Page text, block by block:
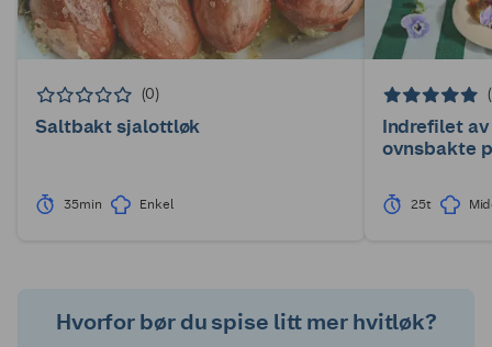
(0)
Saltbakt sjalottløk
35min Enkel
Indrefilet
ovnsbakte
25t
Hvorfor bør du spise litt mer hvitløk?